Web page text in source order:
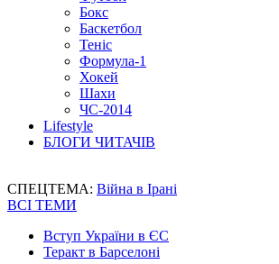
Бокс
Баскетбол
Теніс
Формула-1
Хокей
Шахи
ЧС-2014
Lifestyle
БЛОГИ ЧИТАЧІВ
СПЕЦТЕМА: Війна в Ірані
ВСІ ТЕМИ
Вступ України в ЄС
Теракт в Барселоні